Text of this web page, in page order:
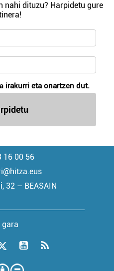
nahi dituzu? Harpidetu gure
irakurri eta onartzen dut.
16 00 56
32 – BEASAIN
gara